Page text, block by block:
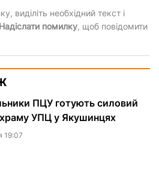
виділіть необхідний текст і
Надіслати помилку, щоб повідомити
ПЦУ готують силовий
храму УПЦ у Якушинцях
19:07